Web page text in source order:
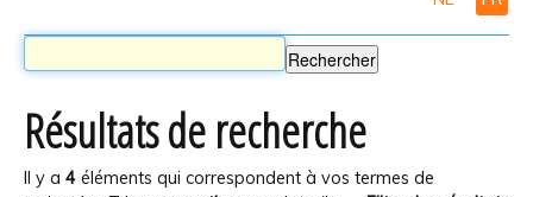
Résultats de recherche
Il y a 4 éléments qui correspondent à vos termes de